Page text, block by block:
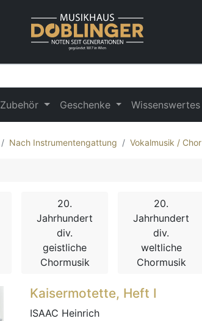
Zubehör Geschenke Wissenswertes
Nach Instrumentengattung Vokalmusik / Chor
20.
Jahrhundert
div.
geistliche
Chormusik
20.
Jahrhundert
div.
weltliche
Chormusik
Kaisermotette, Heft I
ISAAC Heinrich